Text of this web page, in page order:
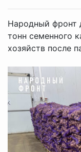
Народный фронт
тонн семенного
хозяйств после